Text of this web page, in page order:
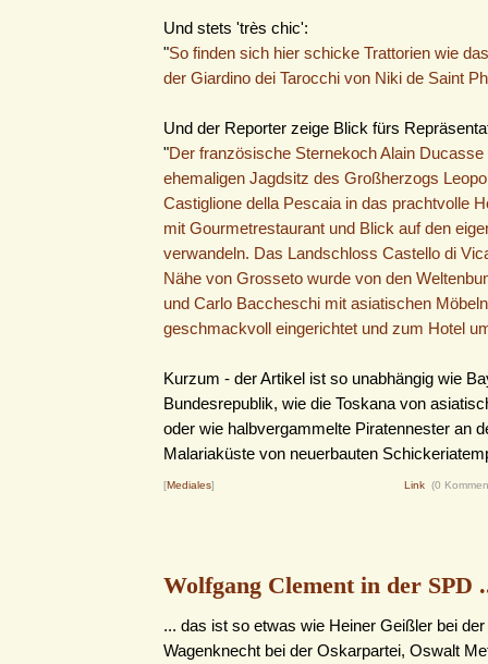
Und stets 'très chic':
"So finden sich hier schicke Trattorien wie
der Giardino dei Tarocchi von Niki de Saint
Und der Reporter zeige Blick fürs
"Der französische Sternekoch Alain Ducasse
ehemaligen Jagdsitz des Großherzogs
Castiglione della Pescaia in das prachtvolle
mit Gourmetrestaurant und Blick auf den
verwandeln. Das Landschloss Castello di
Nähe von Grosseto wurde von den
und Carlo Baccheschi mit asiatischen
geschmackvoll eingerichtet und zum Hotel
Kurzum - der Artikel ist so unabhängig wie
Bundesrepublik, wie die Toskana von
oder wie halbvergammelte Piratennester an
Malariaküste von neuerbauten
[Mediales] Link (0
Wolfgang Clement in der SPD
... das ist so etwas wie Heiner Geißler bei
Wagenknecht bei der Oskarpartei, Oswalt